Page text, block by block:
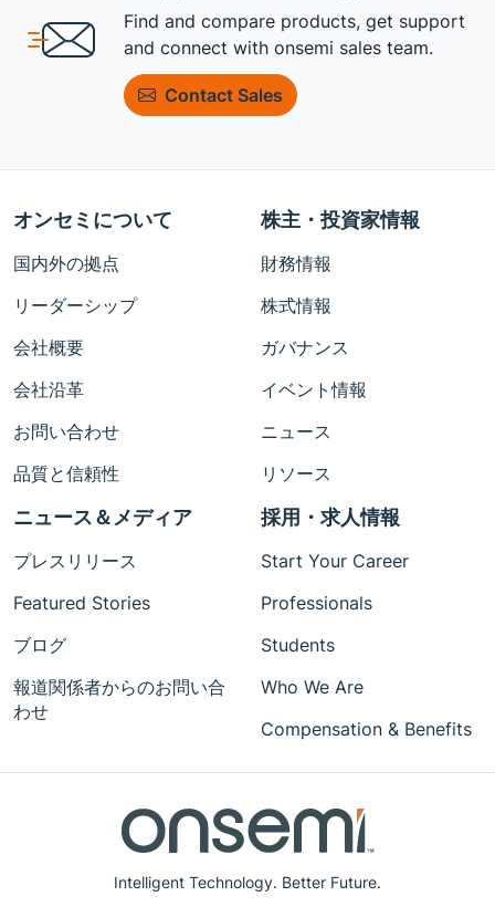
Find and compare products, get support
and connect with onsemi sales team.
Contact Sales
Intelligent Technology. Better Future.
オンセミについて
国内外の拠点
リーダーシップ
会社概要
会社沿革
お問い合わせ
品質と信頼性
株主・投資家情報
財務情報
株式情報
ガバナンス
イベント情報
ニュース
リソース
ニュース＆メディア
プレスリリース
Featured Stories
ブログ
報道関係者からのお問い合
わせ
採用・求人情報
Start Your Career
Professionals
Students
Who We Are
Compensation & Benefits